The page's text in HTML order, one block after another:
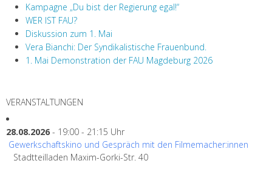
Kampagne „Du bist der Regierung egal!“
WER IST FAU?
Diskussion zum 1. Mai
Vera Bianchi: Der Syndikalistische Frauenbund.
1. Mai Demonstration der FAU Magdeburg 2026
VERANSTALTUNGEN
28.08.2026 - 19:00 - 21:15 Uhr
Gewerkschaftskino und Gespräch mit den Filmemacher:innen
Stadtteilladen Maxim-Gorki-Str. 40